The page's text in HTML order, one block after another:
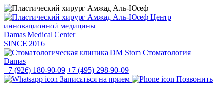
Центр
инновационной медицины
Damas Medical Center
SINCE 2016
Стоматология
Damas
+7 (926) 180-90-09 +7 (495) 298-90-09
Записаться на прием
Позвонить